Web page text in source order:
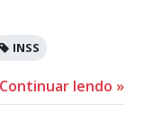
INSS
Continuar lendo »